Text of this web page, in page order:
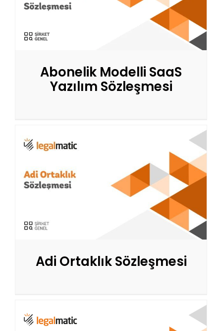
Abonelik Modelli SaaS
Yazılım Sözleşmesi
Adi Ortaklık Sözleşmesi